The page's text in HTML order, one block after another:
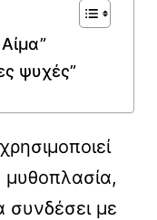
ψυχές”
μυθοπλασία,
συνδέσει με